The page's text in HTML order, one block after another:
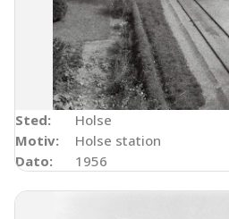
Sted:
Holse
Motiv:
Holse station
Dato:
1956